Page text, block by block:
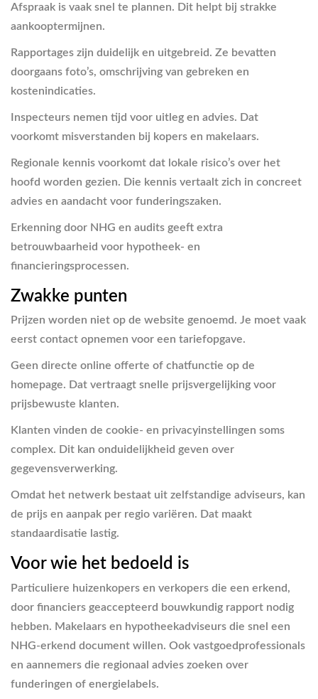
Afspraak is vaak snel te plannen. Dit helpt bij strakke
aankooptermijnen.
Rapportages zijn duidelijk en uitgebreid. Ze bevatten
doorgaans foto’s, omschrijving van gebreken en
kostenindicaties.
Inspecteurs nemen tijd voor uitleg en advies. Dat
voorkomt misverstanden bij kopers en makelaars.
Regionale kennis voorkomt dat lokale risico’s over het
hoofd worden gezien. Die kennis vertaalt zich in concreet
advies en aandacht voor funderingszaken.
Erkenning door NHG en audits geeft extra
betrouwbaarheid voor hypotheek- en
financieringsprocessen.
Zwakke punten
Prijzen worden niet op de website genoemd. Je moet vaak
eerst contact opnemen voor een tariefopgave.
Geen directe online offerte of chatfunctie op de
homepage. Dat vertraagt snelle prijsvergelijking voor
prijsbewuste klanten.
Klanten vinden de cookie- en privacyinstellingen soms
complex. Dit kan onduidelijkheid geven over
gegevensverwerking.
Omdat het netwerk bestaat uit zelfstandige adviseurs, kan
de prijs en aanpak per regio variëren. Dat maakt
standaardisatie lastig.
Voor wie het bedoeld is
Particuliere huizenkopers en verkopers die een erkend,
door financiers geaccepteerd bouwkundig rapport nodig
hebben. Makelaars en hypotheekadviseurs die snel een
NHG-erkend document willen. Ook vastgoedprofessionals
en aannemers die regionaal advies zoeken over
funderingen of energielabels.